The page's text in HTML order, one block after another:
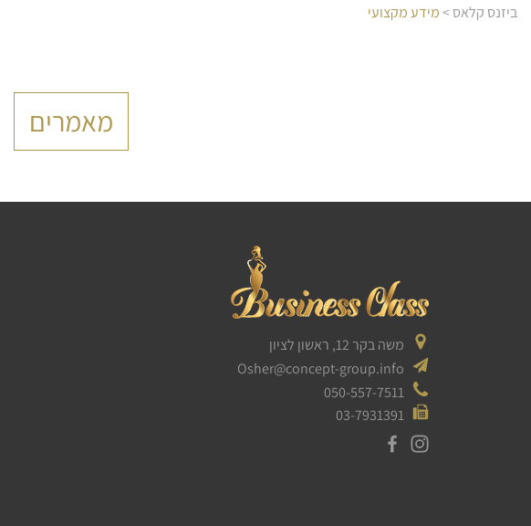
ביזנס קלאס>מידע מקצועי
מאמרים
משה בקר 12, ראשון לציון
Osher@concept-group.info
050-557-7511
03-7931391